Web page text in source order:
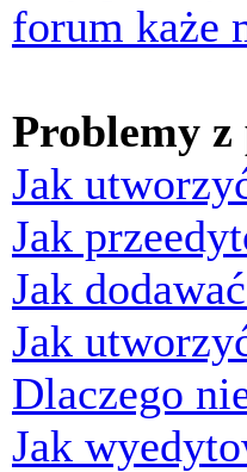
forum każe
Problemy z
Jak
Jak
Jak
Jak
Dlaczego
Jak